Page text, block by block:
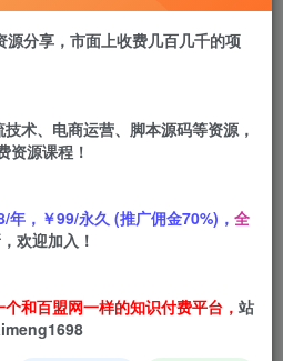
9.9
立即购买
量非常高，涨粉速度杠杠的
分享，市面上收费几百几千的项
术、电商运营、脚本源码等资源，
资源课程！
年，￥99/永久 (推广佣金70%)， 全
欢迎加入！
和百盟网一样的知识付费平台， 站